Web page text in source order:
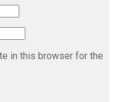
in this browser for the